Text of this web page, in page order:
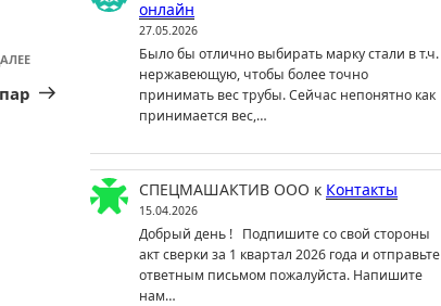
Следующая
запись
онлайн
27.05.2026
Было бы отлично выбирать марку стали в т.ч.
нержавеющую, чтобы более точно
принимать вес трубы. Сейчас непонятно как
принимается вес,…
СПЕЦМАШАКТИВ ООО к Контакты
15.04.2026
Добрый день ! Подпишите со свой стороны
акт сверки за 1 квартал 2026 года и отправьте
ответным письмом пожалуйста. Напишите
нам…